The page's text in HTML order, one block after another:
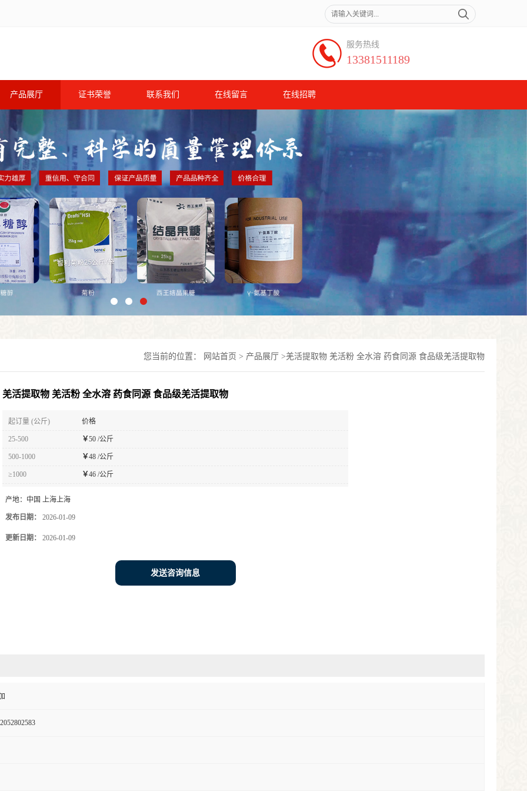
服务热线
13381511189
产品展厅 证书荣誉 联系我们 在线留言 在线招聘
您当前的位置： 网站首页 > 产品展厅 >羌活提取物 羌活粉 全水溶 药食同源 食品级羌活提取物
羌活提取物 羌活粉 全水溶 药食同源 食品级羌活提取物
起订量 (公斤) 价格
25-500 ￥50 /公斤
500-1000 ￥48 /公斤
≥1000 ￥46 /公斤
产地： 中国 上海上海
发布日期： 2026-01-09
更新日期： 2026-01-09
发送咨询信息